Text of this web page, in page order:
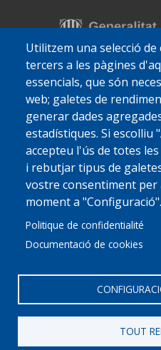
Utilitzem una selecció
tercers a les pàgines
essencials, que són
web; galetes de
generar dades
estadístiques. Si escolliu
accepteu l'ús de totes
i rebutjar tipus de
vostre consentiment
moment a "Configuració".
Politique de confidentialité
Documentació de cookies
TOUT
© 2022 Ajuntament La